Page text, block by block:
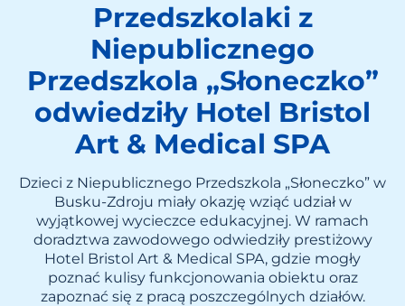
Przedszkolaki z
Niepublicznego
Przedszkola „Słoneczko”
odwiedziły Hotel Bristol
Art & Medical SPA
Dzieci z Niepublicznego Przedszkola „Słoneczko” w
Busku-Zdroju miały okazję wziąć udział w
wyjątkowej wycieczce edukacyjnej. W ramach
doradztwa zawodowego odwiedziły prestiżowy
Hotel Bristol Art & Medical SPA, gdzie mogły
poznać kulisy funkcjonowania obiektu oraz
zapoznać się z pracą poszczególnych działów.